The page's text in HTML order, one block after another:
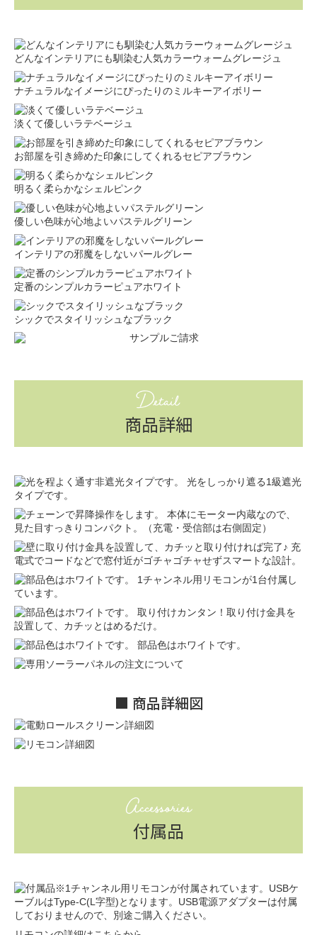
どんなインテリアにも馴染む人気カラーウォームグレージュ
ナチュラルなイメージにぴったりのミルキーアイボリー
淡くて優しいラテベージュ
お部屋を引き締めた印象にしてくれるセピアブラウン
明るく柔らかなシェルピンク
優しい色味が心地よいパステルグリーン
インテリアの邪魔をしないパールグレー
定番のシンプルカラーピュアホワイト
シックでスタイリッシュなブラック
Detail
商品詳細
光をしっかり遮る1級遮光
タイプです。
本体にモーター内蔵なので、
見た目すっきりコンパクト。（充電・受信部は右側固定）
充
電式でコードなどで窓付近がゴチャゴチャせずスマートな設計。
1チャンネル用リモコンが1台付属し
ています。
取り付けカンタン！取り付け金具を
設置して、カチッとはめるだけ。
部品色はホワイトです。
■ 商品詳細図
Accessories
付属品
※1チャンネル用リモコンが付属されています。USBケ
ーブルはType-C(L字型)となります。USB電源アダプターは付属
しておりませんので、別途ご購入ください。